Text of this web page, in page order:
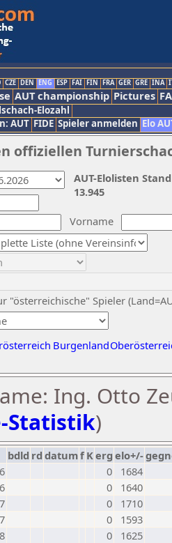
CZE DEN ENG ESP FAI FIN FRA GER GRE INA
AUT championship Pictures
Elozahl
AUT FIDE Spieler anmelden Elo
offiziellen
Vorname
"österreichische" Spieler
Burgenland
AUT-Elolisten
13.945
Ing. Otto
Statistik)
bdld rd datumf Kerg elo+/-
0
1684
0
1640
0
1710
0
1593
0
1625